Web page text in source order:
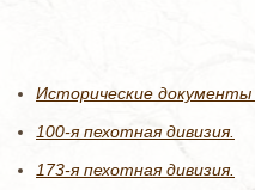
Исторические документы
100-я пехотная дивизия.
173-я пехотная дивизия.